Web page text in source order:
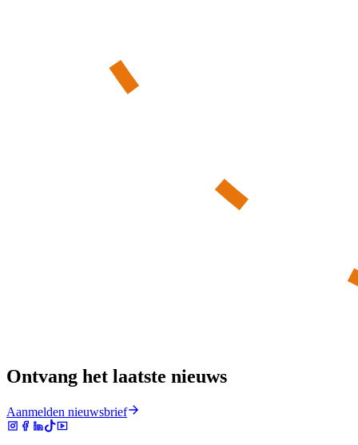
Ontvang het laatste nieuws
Aanmelden nieuwsbrief